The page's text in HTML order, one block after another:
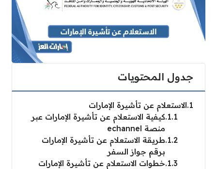
جدول المحتويات
1 الاستعلام عن تأشيرة الإمارات
1.1 كيفية الاستعلام عن تأشيرة الإمارات عبر
منصة echannel
1.2 طريقة الاستعلام عن تأشيرة الإمارات
برقم جواز السفر
1.3 خطوات الاستعلام عن تأشيرة الإمارات